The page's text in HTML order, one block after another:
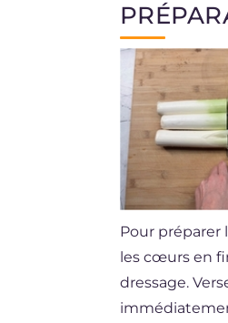
Pour préparer
les cœurs en
dressage.